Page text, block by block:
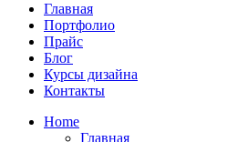
Главная
Портфолио
Прайс
Блог
Курсы дизайна
Контакты
Home
Главная